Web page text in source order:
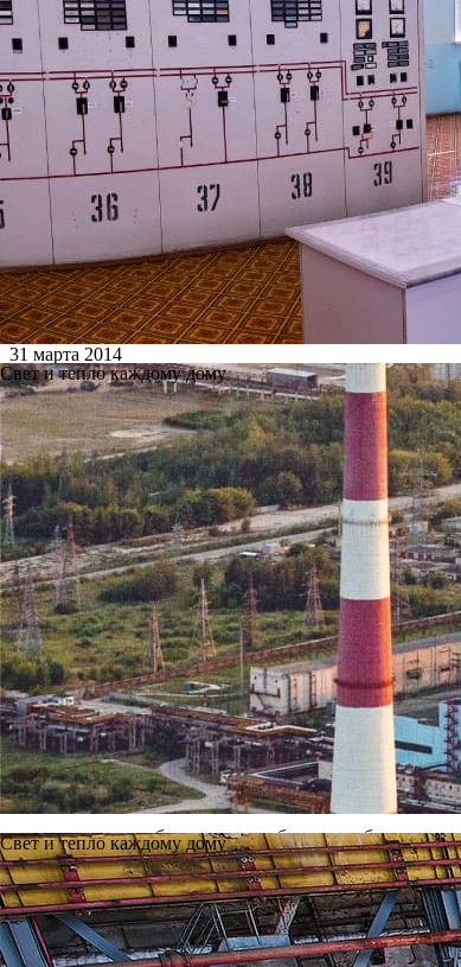
Свет и тепло каждому дому
Свет и тепло каждому дому
31 марта 2014
Ново-Рязанская ТЭЦ
Рязанский филиал ООО «Ново-Рязанская ТЭЦ»
по специальности «Электрические станции» на
электромонтер главного щита управления
электромонтер по обслуживанию
с перспективой подготовки на должности:
начальник смены электрического цеха, средняя
начальник смены станции, средняя зарплата 58
заместитель начальника электрического цеха,
по специальности «Тепловые электрические
машинист котлов 5 разряда, средняя зарплата
машинист-обходчик по турбинному
с перспективой подготовки на должности:
начальник смены турбинного цеха, средняя
начальник смены котельного цеха, средняя
инженер производственно-технического